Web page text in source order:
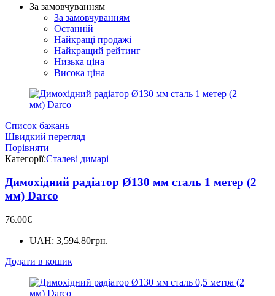
За замовчуванням
За замовчуванням
Останній
Найкращі продажі
Найкращий рейтинг
Низька ціна
Висока ціна
Список бажань
Швидкий перегляд
Порівняти
Категорії:Сталеві димарі
Димохідний радіатор Ø130 мм сталь 1 метер (2
мм) Darco
76.00€
UAH: 3,594.80грн.
Додати в кошик